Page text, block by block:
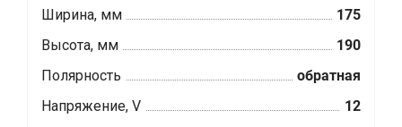
Ширина, мм
175
Высота, мм
190
Полярность
обратная
Напряжение, V
12